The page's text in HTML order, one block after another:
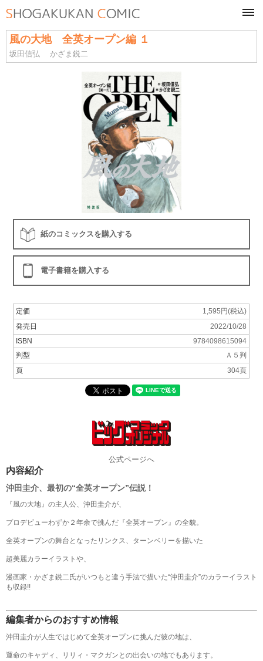
風の大地 全英オープン編 １
坂田信弘 かざま鋭二
紙のコミックスを購入する
電子書籍を購入する
定価
1,595円(税込)
発売日
2022/10/28
ISBN
9784098615094
判型
Ａ５判
頁
304頁
公式ページへ
内容紹介
沖田圭介、最初の“全英オープン”伝説！
『風の大地』の主人公、沖田圭介が、
プロデビューわずか２年余で挑んだ『全英オープン』の全貌。
全英オープンの舞台となったリンクス、ターンベリーを描いた
超美麗カラーイラストや、
漫画家・かざま鋭二氏がいつもと違う手法で描いた“沖田圭介”のカラーイラスト
も収録!!
編集者からのおすすめ情報
沖田圭介が人生ではじめて全英オープンに挑んだ彼の地は、
運命のキャディ、リリィ・マクガンとの出会いの地でもあります。